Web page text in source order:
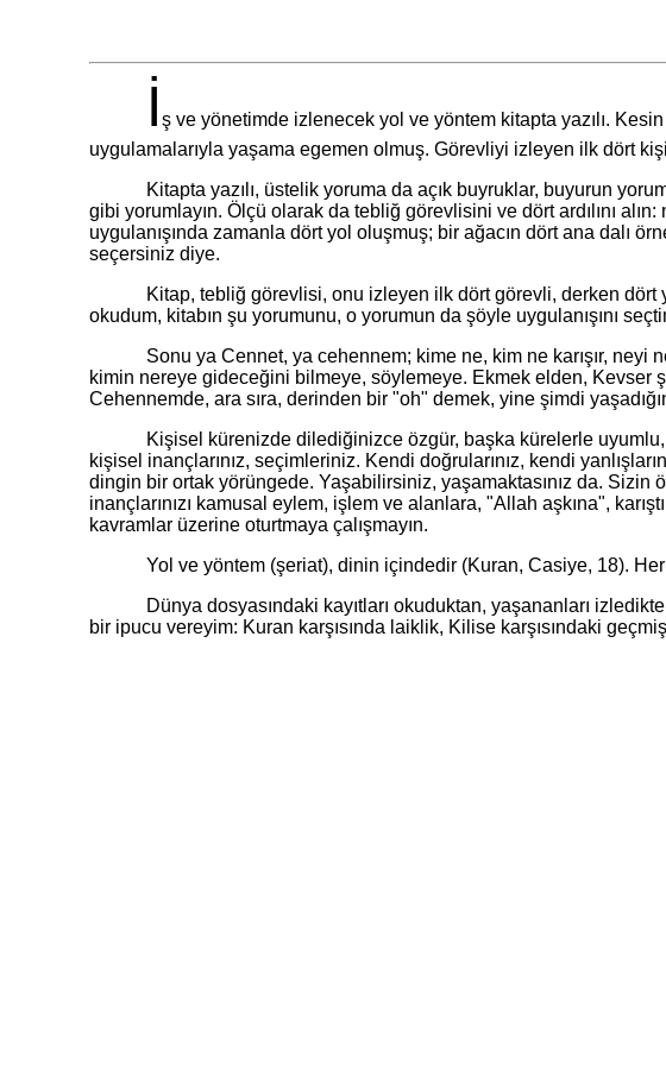
İ ş ve yönetimde izlenecek yol ve yöntem kitapta yazılı.
uygulamalarıyla yaşama egemen olmuş. Görevliyi izleyen ilk dört
Kitapta yazılı, üstelik yoruma da açık buyruklar, buyurun
gibi yorumlayın. Ölçü olarak da tebliğ görevlisini ve dört ardılını
uygulanışında zamanla dört yol oluşmuş; bir ağacın dört ana dalı
seçersiniz diye.
Kitap, tebliğ görevlisi, onu izleyen ilk dört görevli, derken dört
okudum, kitabın şu yorumunu, o yorumun da şöyle uygulanışını
Sonu ya Cennet, ya cehennem; kime ne, kim ne karışır, neyi
kimin nereye gideceğini bilmeye, söylemeye. Ekmek elden, Kevser
Cehennemde, ara sıra, derinden bir "oh" demek, yine şimdi
Kişisel kürenizde dilediğinizce özgür, başka kürelerle uyumlu,
kişisel inançlarınız, seçimleriniz. Kendi doğrularınız, kendi
dingin bir ortak yörüngede. Yaşabilirsiniz, yaşamaktasınız da.
inançlarınızı kamusal eylem, işlem ve alanlara, "Allah aşkına",
kavramlar üzerine oturtmaya çalışmayın.
Yol ve yöntem (şeriat), dinin içindedir (Kuran, Casiye, 18). Her
Dünya dosyasındaki kayıtları okuduktan, yaşananları
bir ipucu vereyim: Kuran karşısında laiklik, Kilise karşısındaki